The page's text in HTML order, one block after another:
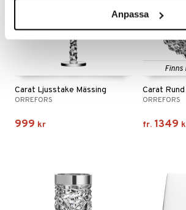
Anpassa
Carat Ljusstake Mässing
ORREFORS
999 kr
Carat Rund
ORREFORS
fr. 1349